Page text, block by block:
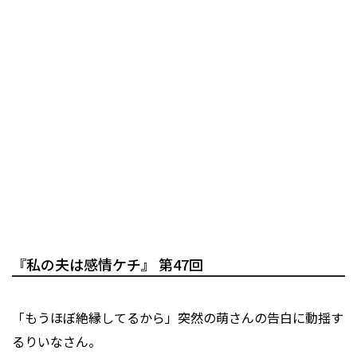
『私の夫は感情ケチ』 第47回
「もうほぼ絶縁してるから」突然の萌さんの告白に動揺す
るりいなさん。